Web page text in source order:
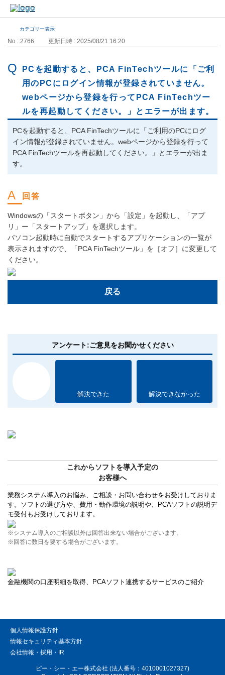
カテゴリー表示
No : 2766 更新日時 : 2025/08/21 16:20
PCを起動すると、PCA FinTechツールに「ご利
用のPCにログイン情報が登録されていません。
webページから登録を行ってPCA FinTechツー
ルを再起動してください。」とエラーが出ます。
PCを起動すると、PCA FinTechツールに「ご利用のPCにログ
イン情報が登録されていません。webページから登録を行って
PCA FinTechツールを再起動してください。」とエラーが出ま
す。
Windowsの「スタートボタン」から「設定」を起動し、「アプ
リ」ー「スタートアップ」を選択します。
パソコン起動時に自動でスタートするアプリケーションの一覧が
表示されますので、「PCA FinTechツール」を［オフ］に変更して
ください。
戻る
アンケート:ご意見をお聞かせください
解決できた 解決できなかった
これからソフトを導入予定の
お客様へ
業務システム導入のお悩み、ご相談・お問い合わせをお受けしておりま
す。ソフトの選び方や、費用・動作環境の説明や、PCAソフトの説明デ
モ受付もお受けしております。
※システム導入のご相談以外は回答出来ない場合がございます。
※回答に数日を要する場合がございます。
金融機関の口座明細を取得、PCAソフト連携するサービスのご紹介
個人情報保護方針
情報セキュリティ基本方針
会社情報・採用・IR
ピー・シー・エー株式会社 (法人番号：4010001027327)